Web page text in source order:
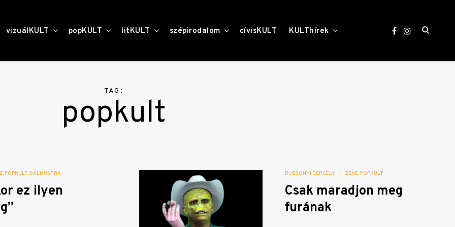
vizuálKULT toggle
child
popKULT toggle
child
litKULT toggle
child
szépirodalom toggle
childcívisKULT KULThírek
open
TAG:
popkult
POPKULT DALMUSTRA
ez ilyen
RUZSONYI GERGELY ZENE POPKULT
Csak maradjon meg
furának